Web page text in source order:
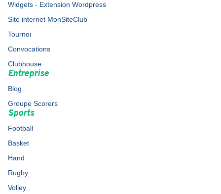
Widgets - Extension Wordpress
Site internet MonSiteClub
Tournoi
Convocations
Clubhouse
Entreprise
Blog
Groupe Scorers
Sports
Football
Basket
Hand
Rugby
Volley